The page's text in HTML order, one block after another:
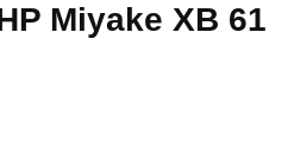
Miyake XB 61